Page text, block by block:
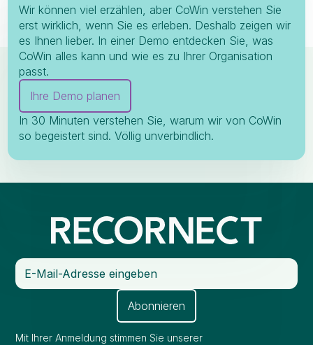
Wir können viel erzählen, aber CoWin verstehen Sie
erst wirklich, wenn Sie es erleben. Deshalb zeigen wir
es Ihnen lieber. In einer Demo entdecken Sie, was
CoWin alles kann und wie es zu Ihrer Organisation
passt.
Ihre Demo planen
In 30 Minuten verstehen Sie, warum wir von CoWin
so begeistert sind. Völlig unverbindlich.
Mit Ihrer Anmeldung stimmen Sie unserer